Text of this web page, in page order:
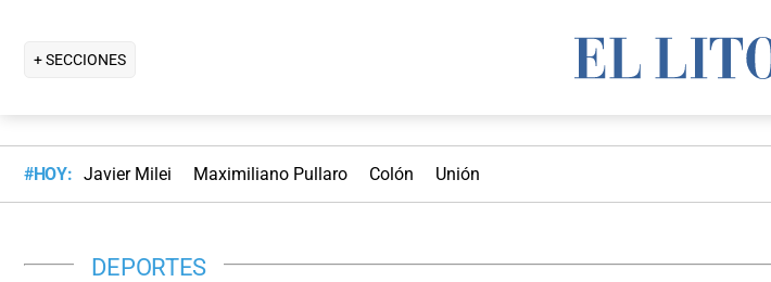
+ SECCIONES
#HOY: Javier Milei Maximiliano Pullaro Colón Unión
DEPORTES